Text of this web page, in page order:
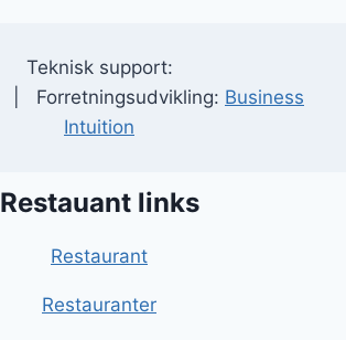
Teknisk support:
| Forretningsudvikling: Business
Intuition
Restauant links
Restaurant
Restauranter